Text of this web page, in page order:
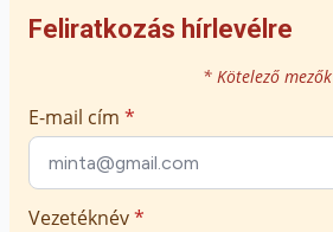
Feliratkozás hírlevélre
* Kötelező mezők
E-mail cím *
Vezetéknév*